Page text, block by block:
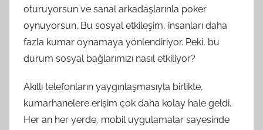
oturuyorsun ve sanal arkadaşlarınla poker
oynuyorsun. Bu sosyal etkileşim, insanları daha
fazla kumar oynamaya yönlendiriyor. Peki, bu
durum sosyal bağlarımızı nasıl etkiliyor?
Akıllı telefonların yaygınlaşmasıyla birlikte,
kumarhanelere erişim çok daha kolay hale geldi.
Her an her yerde, mobil uygulamalar sayesinde